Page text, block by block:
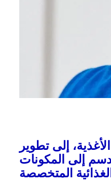
إلى تطوير
إلى المكونات